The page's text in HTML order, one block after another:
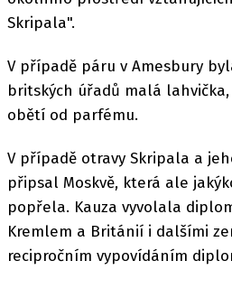
Skripala".
V případě páru v Amesbury
britských úřadů malá
obětí od parfému.
V případě otravy Skripala a
připsal Moskvě, která ale
popřela. Kauza vyvolala
Kremlem a Británií i dalšími
recipročním vypovídáním